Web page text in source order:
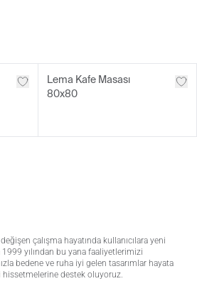
Lema Kafe Masası
80x80
çalışma hayatında kullanıcılara yeni
yılından bu yana faaliyetlerimizi
bedene ve ruha iyi gelen tasarımlar hayata
hissetmelerine destek oluyoruz.